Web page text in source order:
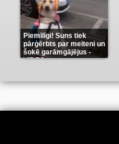
Piemīlīgi! Suns tiek
pārģērbts par meiteni un
šokē garāmgājējus -
VIDEO(8)